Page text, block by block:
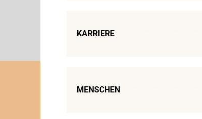
KARRIERE
MENSCHEN